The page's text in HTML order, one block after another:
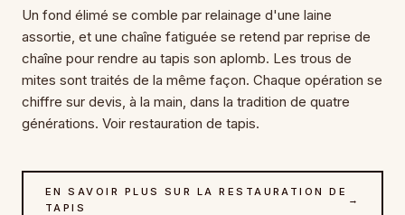
Un fond élimé se comble par relainage d'une laine
assortie, et une chaîne fatiguée se retend par reprise de
chaîne pour rendre au tapis son aplomb. Les trous de
mites sont traités de la même façon. Chaque opération se
chiffre sur devis, à la main, dans la tradition de quatre
générations. Voir restauration de tapis.
EN SAVOIR PLUS SUR LA RESTAURATION DE
TAPIS
→